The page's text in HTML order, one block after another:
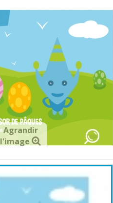
Agrandir
l'image